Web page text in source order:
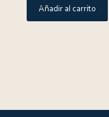
Añadir al carrito